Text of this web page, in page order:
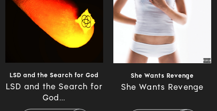
LSD and the Search for God
LSD and the Search for
God...
She Wants Revenge
She Wants Revenge